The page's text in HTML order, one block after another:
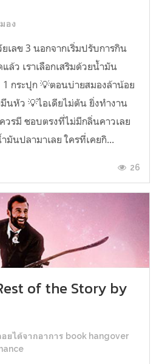
อง
เลข 3 นอกจากเริ่มปรับการกิน
ล้ว เราเลือกเสริมด้วยน้ำมัน
1 กระปุก 💡ตอนบ่ายสมองล้าน้อย
นหัว 💡ไอเดียไม่ตัน ยิ่งทำงาน
วรมี ชอบตรงที่ไม่มีกลิ่นคาวเลย
นปลามาเลย ใครที่เคยกิ...
26
of the Story by
ยได้จากอาการ book hangover